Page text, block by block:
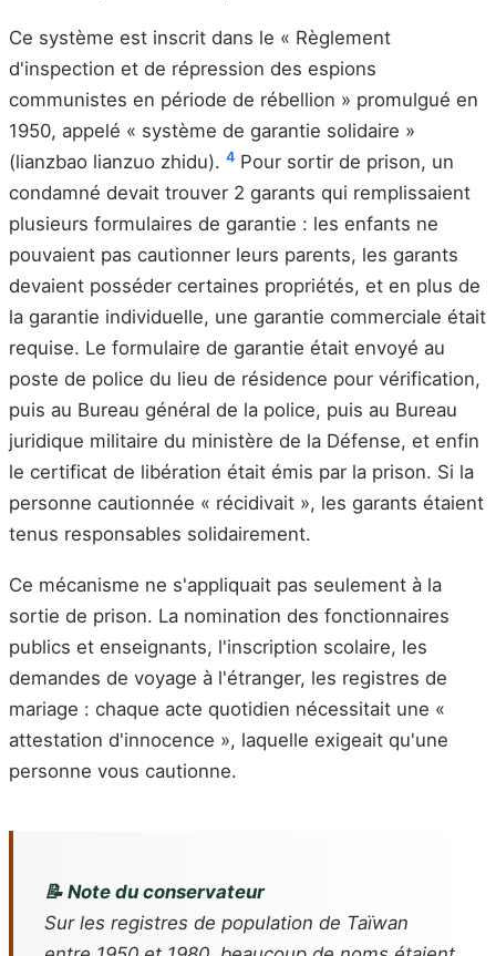
Ce système est inscrit dans le « Règlement
d'inspection et de répression des espions
communistes en période de rébellion » promulgué en
1950, appelé « système de garantie solidaire »
(lianzbao lianzuo zhidu). 4 Pour sortir de prison, un
condamné devait trouver 2 garants qui remplissaient
plusieurs formulaires de garantie : les enfants ne
pouvaient pas cautionner leurs parents, les garants
devaient posséder certaines propriétés, et en plus de
la garantie individuelle, une garantie commerciale était
requise. Le formulaire de garantie était envoyé au
poste de police du lieu de résidence pour vérification,
puis au Bureau général de la police, puis au Bureau
juridique militaire du ministère de la Défense, et enfin
le certificat de libération était émis par la prison. Si la
personne cautionnée « récidivait », les garants étaient
tenus responsables solidairement.
Ce mécanisme ne s'appliquait pas seulement à la
sortie de prison. La nomination des fonctionnaires
publics et enseignants, l'inscription scolaire, les
demandes de voyage à l'étranger, les registres de
mariage : chaque acte quotidien nécessitait une «
attestation d'innocence », laquelle exigeait qu'une
personne vous cautionne.
📝 Note du conservateur
Sur les registres de population de Taïwan